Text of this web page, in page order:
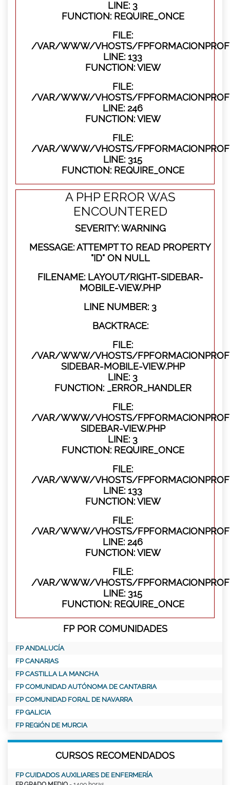
LINE: 3
FUNCTION: REQUIRE_ONCE
FILE:
/VAR/WWW/VHOSTS/
LINE: 133
FUNCTION: VIEW
FILE:
/VAR/WWW/VHOSTS/
LINE: 246
FUNCTION: VIEW
FILE:
/VAR/WWW/VHOSTS/
LINE: 315
FUNCTION: REQUIRE_ONCE
A PHP ERROR WAS
ENCOUNTERED
SEVERITY: WARNING
MESSAGE: ATTEMPT TO READ PROPERTY
"ID" ON NULL
FILENAME: LAYOUT/RIGHT-SIDEBAR-
MOBILE-VIEW.PHP
LINE NUMBER: 3
BACKTRACE:
FILE:
/VAR/WWW/VHOSTS/
SIDEBAR-MOBILE-VIEW.PHP
LINE: 3
FUNCTION: _ERROR_HANDLER
FILE:
/VAR/WWW/VHOSTS/
SIDEBAR-VIEW.PHP
LINE: 3
FUNCTION: REQUIRE_ONCE
FILE:
/VAR/WWW/VHOSTS/
LINE: 133
FUNCTION: VIEW
FILE:
/VAR/WWW/VHOSTS/
LINE: 246
FUNCTION: VIEW
FILE:
/VAR/WWW/VHOSTS/
LINE: 315
FUNCTION: REQUIRE_ONCE
FP POR COMUNIDADES
FP ANDALUCÍA
FP CANARIAS
FP CASTILLA LA MANCHA
FP COMUNIDAD AUTÓNOMA DE CANTABRIA
FP COMUNIDAD FORAL DE NAVARRA
FP GALICIA
FP REGIÓN DE MURCIA
CURSOS RECOMENDADOS
FP CUIDADOS AUXILIARES DE ENFERMERÍA